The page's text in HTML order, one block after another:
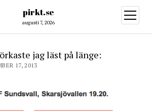
pirkt.se
augusti 7, 2026
öppna
meny
jag läst på länge:
17, 2013